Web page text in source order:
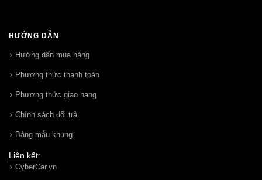
HƯỚNG DẪN
Hướng dẩn mua hàng
Phương thức thanh toán
Phương thức giao hang
Chính sách đổi trả
Bảng mẫu khung
Liên kết:
CyberCar.vn